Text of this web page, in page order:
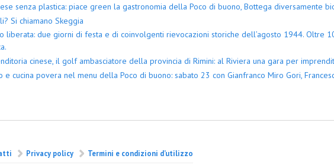
senza plastica: piace green la gastronomia della Poco di buono, Bottega diversamente
Si chiamano Skeggia
liberata: due giorni di festa e di coinvolgenti rievocazioni storiche dell’agosto 1944. Oltre
cinese, il golf ambasciatore della provincia di Rimini: al Riviera una gara per
e cucina povera nel menu della Poco di buono: sabato 23 con Gianfranco Miro Gori,
Privacy policy
Termini e condizioni d’utilizzo